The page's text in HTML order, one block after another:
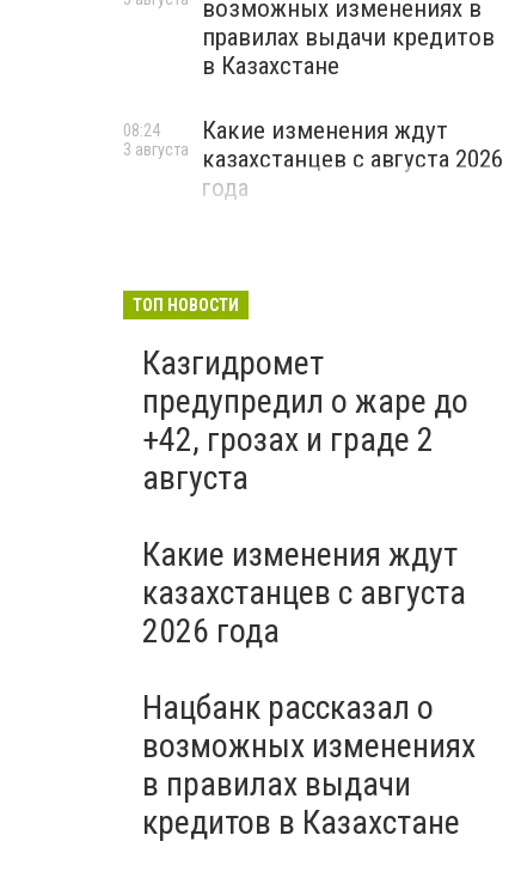
возможных изменениях в
правилах выдачи кредитов
в Казахстане
Какие изменения ждут
казахстанцев с августа 2026
года
08:24
3 августа
ТОП НОВОСТИ
Казгидромет
предупредил о жаре до
+42, грозах и граде 2
августа
Какие изменения ждут
казахстанцев с августа
2026 года
Нацбанк рассказал о
возможных изменениях
в правилах выдачи
кредитов в Казахстане